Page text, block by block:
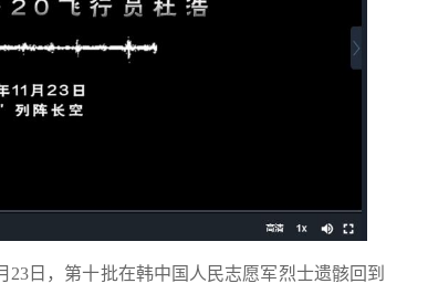
日，第十批在韩中国人民志愿军烈士遗骸回到